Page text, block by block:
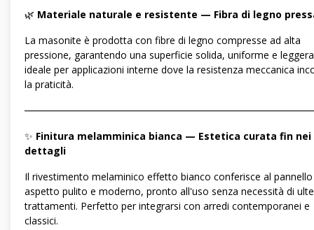
🌿 Materiale naturale e resistente — Fibra di legno
La masonite è prodotta con fibre di legno compresse ad alta
pressione, garantendo una superficie solida, uniforme e
ideale per applicazioni interne dove la resistenza meccanica
la praticità.
✨ Finitura melamminica bianca — Estetica curata fin nei
dettagli
Il rivestimento melaminico effetto bianco conferisce al
aspetto pulito e moderno, pronto all'uso senza necessità di
trattamenti. Perfetto per integrarsi con arredi contemporanei e
classici.